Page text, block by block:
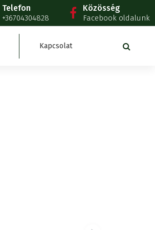
Telefon
+36704304828
Közösség
Facebook oldalunk
Kapcsolat